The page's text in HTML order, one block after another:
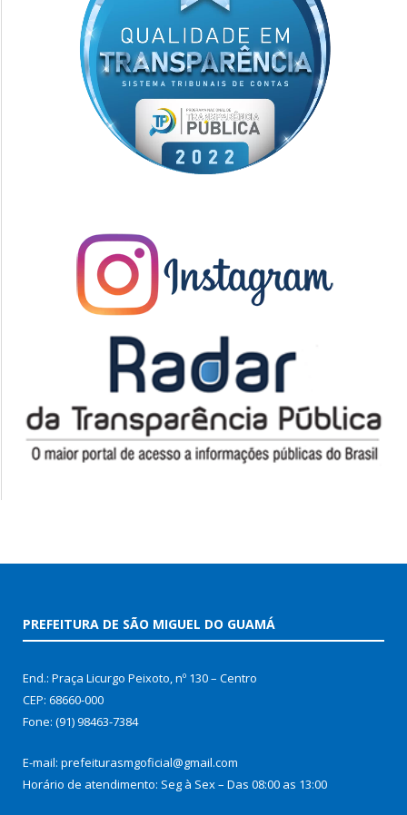
PREFEITURA DE SÃO MIGUEL DO GUAMÁ
End.: Praça Licurgo Peixoto, nº 130 – Centro
CEP: 68660-000
Fone: (91) 98463-7384
E-mail: prefeiturasmgoficial@gmail.com
Horário de atendimento: Seg à Sex – Das 08:00 as 13:00